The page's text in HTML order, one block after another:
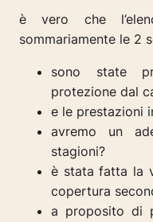
è vero che
sommariamente le 2
sono state
protezione dal
e le prestazioni
avremo un
stagioni?
è stata fatta la
copertura
a proposito di